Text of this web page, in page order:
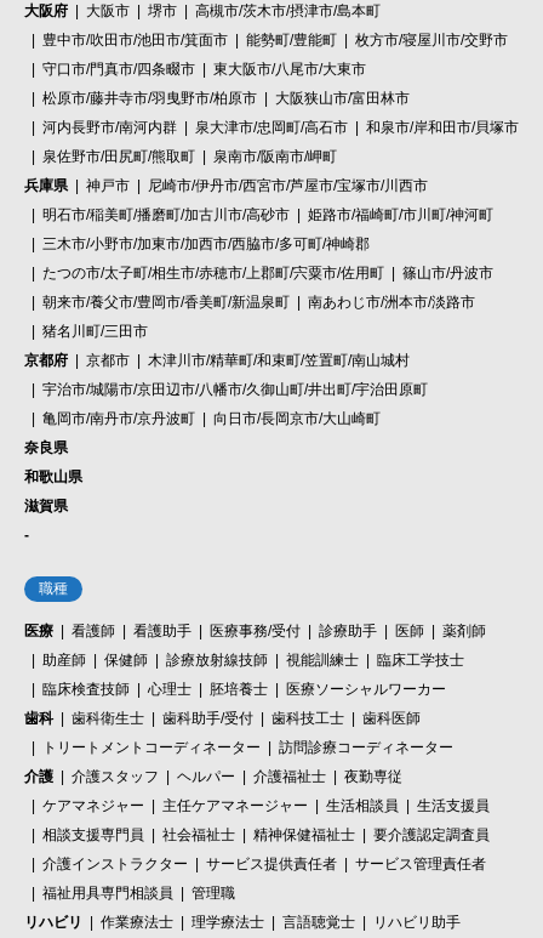
大阪府 大阪市 堺市
高槻市/茨木市/摂津市/島本町
豊中市/吹田市/池田市/箕面市
能勢町/豊能町
枚方市/寝屋川市/交野市
守口市/門真市/四条畷市
東大阪市/八尾市/大東市
松原市/藤井寺市/羽曳野市/柏原市
大阪狭山市/富田林市
河内長野市/南河内群
泉大津市/忠岡町/高石市
和泉市/岸和田市/貝塚市
泉佐野市/田尻町/熊取町
泉南市/阪南市/岬町
兵庫県
神戸市
尼崎市/伊丹市/西宮市/芦屋市/宝塚市/川西市
明石市/稲美町/播磨町/加古川市/高砂市
姫路市/福崎町/市川町/神河町
三木市/小野市/加東市/加西市/西脇市/多可町/神崎郡
たつの市/太子町/相生市/赤穂市/上郡町/宍粟市/佐用町
篠山市/丹波市
朝来市/養父市/豊岡市/香美町/新温泉町
南あわじ市/洲本市/淡路市
猪名川町/三田市
京都府
京都市
木津川市/精華町/和束町/笠置町/南山城村
宇治市/城陽市/京田辺市/八幡市/久御山町/井出町/宇治田原町
亀岡市/南丹市/京丹波町
向日市/長岡京市/大山崎町
奈良県
和歌山県
滋賀県
-
職種
医療 看護師 看護助手 医療事務/受付 診療助手 医師
薬剤師
助産師
保健師 診療放射線技師 視能訓練士
臨床工学技士
臨床検査技師
心理士 胚培養士
医療ソーシャルワーカー
歯科
歯科衛生士 歯科助手/受付 歯科技工士
歯科医師
トリートメントコーディネーター
訪問診療コーディネーター
介護
介護スタッフ ヘルパー 介護福祉士
夜勤専従
ケアマネジャー
主任ケアマネージャー 生活相談員
生活支援員
相談支援専門員
社会福祉士 精神保健福祉士
要介護認定調査員
介護インストラクター
サービス提供責任者
サービス管理責任者
福祉用具専門相談員
管理職
リハビリ
作業療法士 理学療法士 言語聴覚士 リハビリ助手